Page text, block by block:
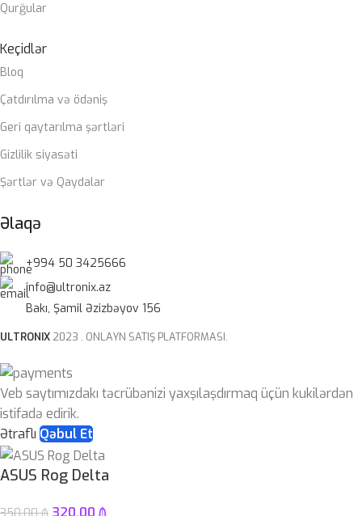
Qurğular
Keçidlər
Bloq
Çatdırılma və ödəniş
Geri qaytarılma şərtləri
Gizlilik siyasəti
Şərtlər və Qaydalar
Əlaqə
+994 50 3425666
info@ultronix.az
Bakı, Şamil Əzizbəyov 156
ULTRONIX 2023 . ONLAYN SATIŞ PLATFORMASI.
Veb saytımızdakı təcrübənizi yaxşılaşdırmaq üçün kukilərdən
istifadə edirik.
Ətraflı Qəbul Et
ASUS Rog Delta
350.00₼ 320.00 ₼